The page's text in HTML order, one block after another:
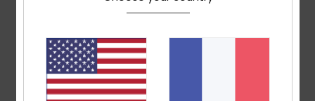
Livraison & Retours
Avis clients